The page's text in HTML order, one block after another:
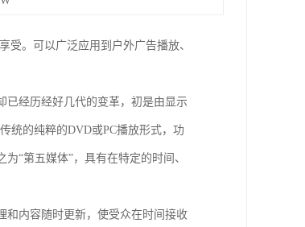
。可以广泛应用到户外广告播放、
已经历经好几代的变革，初是由显示
统的纯粹的DVD或PC播放形式，功
“第五媒体”，具有在特定的时间、
和内容随时更新，使受众在时间接收